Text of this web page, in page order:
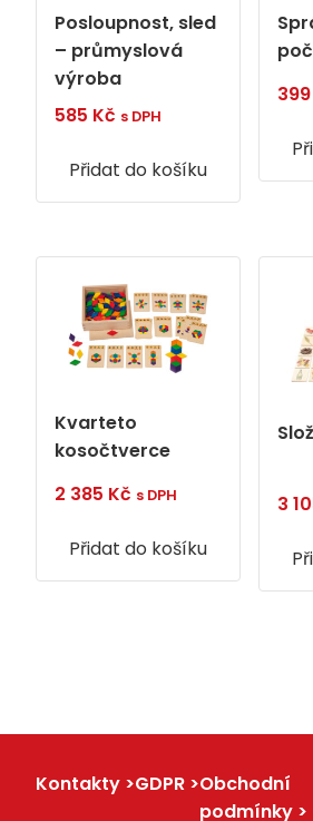
Posloupnost, sled
– průmyslová
výroba
585 Kč s DPH
Přidat do košíku
399
Kvarteto
kosočtverce
2 385 Kč s DPH
Přidat do košíku
3
Kontakty GDPR
Obchodní
podmínky